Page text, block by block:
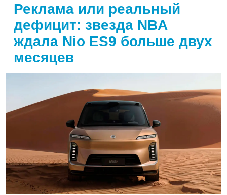
Реклама или реальный
дефицит: звезда NBA
ждала Nio ES9 больше двух
месяцев